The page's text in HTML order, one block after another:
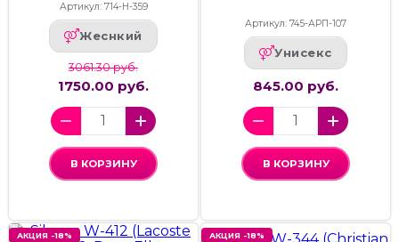
Артикул: 714-Н-359
Жеснкий
3061.30 руб.
1750.00 руб.
В КОРЗИНУ
Артикул: 745-АРП-107
Унисекс
845.00 руб.
В КОРЗИНУ
АКЦИЯ -18% АКЦИЯ -18%